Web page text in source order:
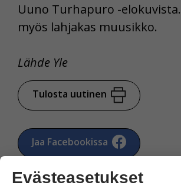
Uuno Turhapuro -
myös lahjakas muusikko.
Lähde Yle
Tulosta uutinen
Jaa Facebookissa
Evästeasetukset